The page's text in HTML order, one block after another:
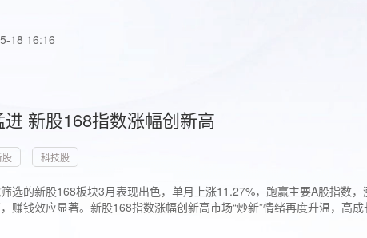
18 16:16
新股168指数涨幅创新高
股 科技股
选的新股168板块3月表现出色，单月上涨11.27%，跑赢主要A股指数
赚钱效应显著。新股168指数涨幅创新高市场“炒新”情绪再度升温，高